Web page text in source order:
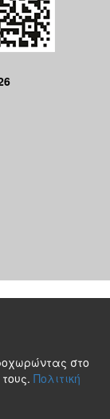
στο
Πολιτική